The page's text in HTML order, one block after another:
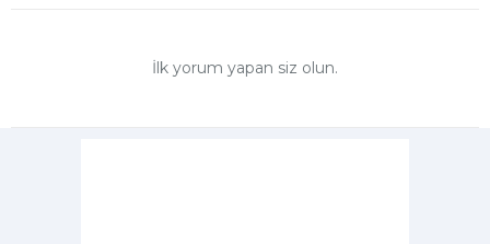
İlk yorum yapan siz olun.